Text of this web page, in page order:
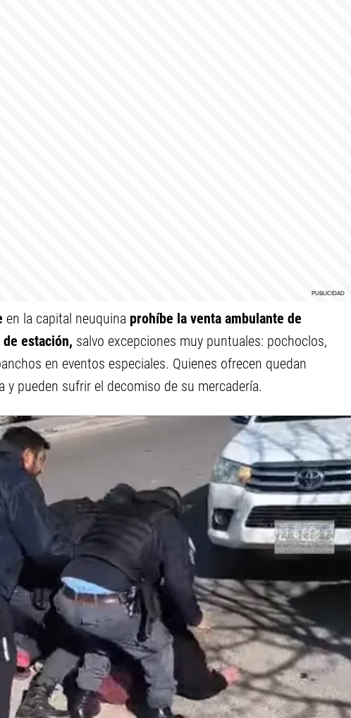
en la capital neuquina prohíbe la venta ambulante de
estación, salvo excepciones muy puntuales: pochoclos,
en eventos especiales. Quienes ofrecen quedan
y pueden sufrir el decomiso de su mercadería.